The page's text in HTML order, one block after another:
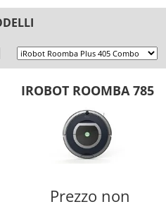
IROBOT ROOMBA 785
Prezzo non